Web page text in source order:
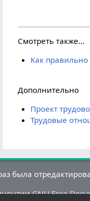
Смотреть также...
Как
Дополнительно
Проект
Трудовые
была
GNU Free